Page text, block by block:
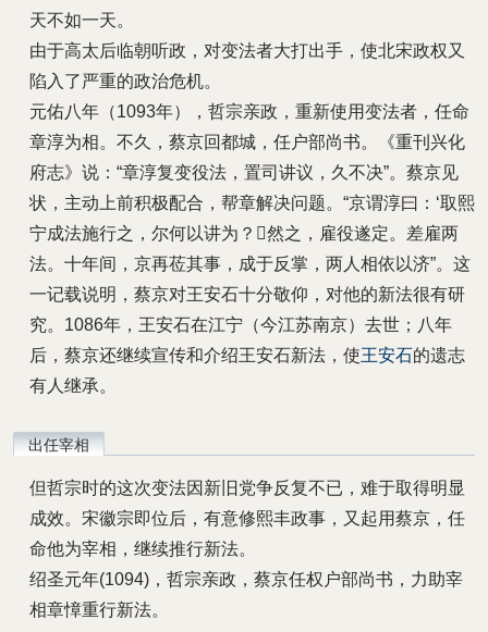
天不如一天。
由于高太后临朝听政，对变法者大打出手，使北宋政权又
陷入了严重的政治危机。
元佑八年（1093年），哲宗亲政，重新使用变法者，任命
章淳为相。不久，蔡京回都城，任户部尚书。《重刊兴化
府志》说：“章淳复变役法，置司讲议，久不决”。蔡京见
状，主动上前积极配合，帮章解决问题。“京谓淳曰：‘取熙
宁成法施行之，尔何以讲为？然之，雇役遂定。差雇两
法。十年间，京再莅其事，成于反掌，两人相依以济”。这
一记载说明，蔡京对王安石十分敬仰，对他的新法很有研
究。1086年，王安石在江宁（今江苏南京）去世；八年
后，蔡京还继续宣传和介绍王安石新法，使王安石的遗志
有人继承。
出任宰相
但哲宗时的这次变法因新旧党争反复不已，难于取得明显
成效。宋徽宗即位后，有意修熙丰政事，又起用蔡京，任
命他为宰相，继续推行新法。
绍圣元年(1094)，哲宗亲政，蔡京任权户部尚书，力助宰
相章慞重行新法。